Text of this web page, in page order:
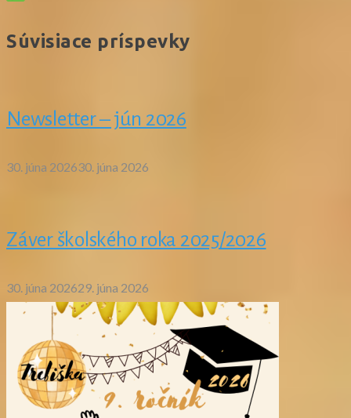
Súvisiace príspevky
Newsletter – jún 2026
30. júna 202630. júna 2026
Záver školského roka 2025/2026
30. júna 202629. júna 2026